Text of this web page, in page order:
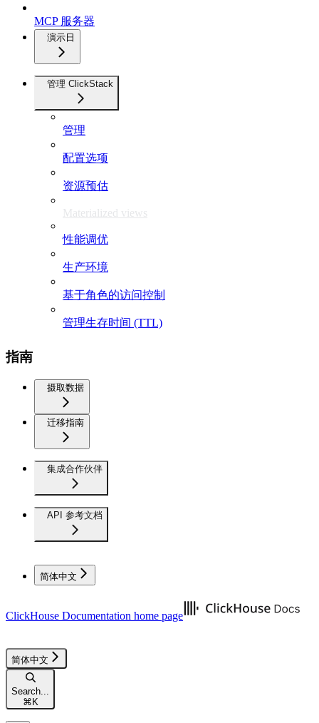
MCP 服务器
演示日
管理 ClickStack
管理
配置选项
资源预估
Materialized views
性能调优
生产环境
基于角色的访问控制
管理生存时间 (TTL)
指南
摄取数据
迁移指南
集成合作伙伴
API 参考文档
简体中文
ClickHouse Documentation home page
简体中文
Search...
⌘ K